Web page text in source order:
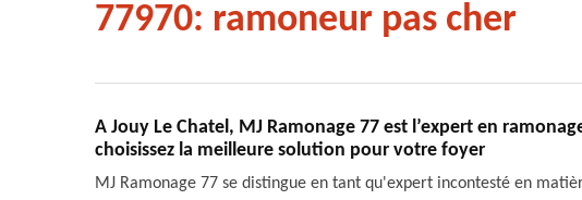
77970: ramoneur pas cher
A Jouy Le Chatel, MJ Ramonage 77 est l’expert en
choisissez la meilleure solution pour votre foyer
MJ Ramonage 77 se distingue en tant qu'expert incontesté en